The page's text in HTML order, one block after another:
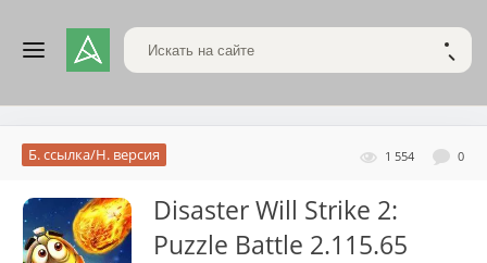
Поиск по сайту
1 554 0
Б. ссылка/Н. версия
Disaster Will Strike 2:
Puzzle Battle 2.115.65